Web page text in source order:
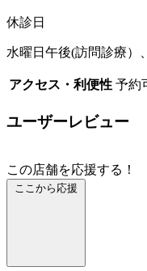
休診日
水曜日午後(訪問診療）
アクセス・利便性 予約
ユーザーレビュー
この店舗を応援する！
ここから応援